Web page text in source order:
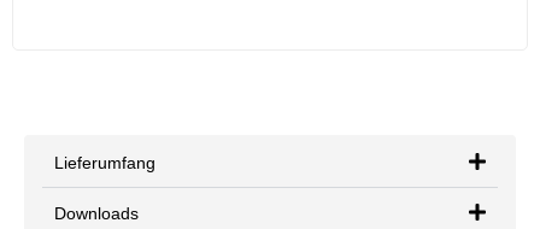
Lieferumfang
Downloads